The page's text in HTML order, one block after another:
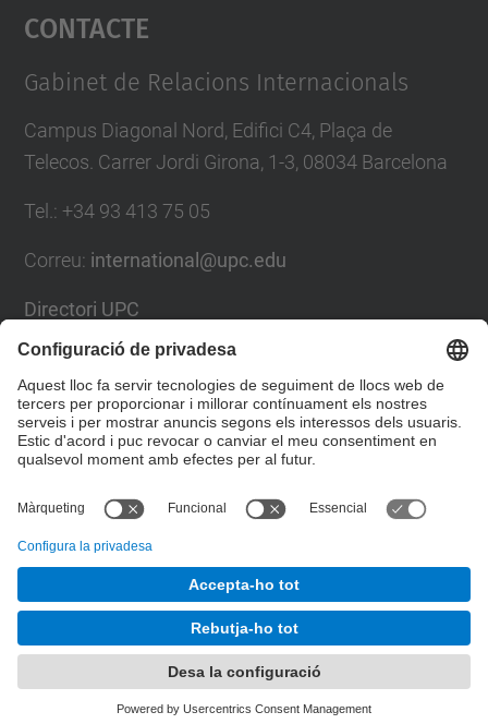
powered by
Contacte
Gabinet de Relacions Internacionals
Campus Diagonal Nord, Edifici C4, Plaça de
Telecos. Carrer Jordi Girona, 1-3, 08034 Barcelona
Tel. : +34 93 413 75 05
Correu: international@upc.edu
Directori UPC
Formulari de contacte i bústia de suggeriments
Llista Xarxes Socials
Gabinet de Relacions Internacionals
Desenvolupat amb